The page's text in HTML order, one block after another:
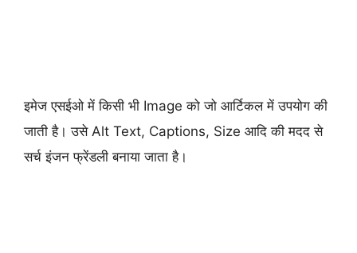
इमेज एसईओ में किसी भी Image को जो आर्टिकल में उपयोग की
जाती है। उसे Alt Text, Captions, Size आदि की मदद से
सर्च इंजन फ्रेंडली बनाया जाता है।